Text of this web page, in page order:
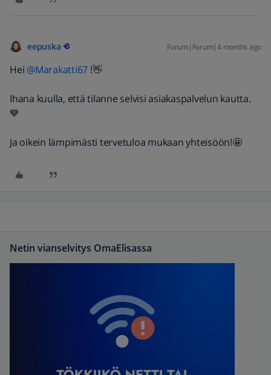
eepuska Forum|Forum|4 months ago
Hei ​ @Marakatti67 !👋
Ihana kuulla, että tilanne selvisi asiakaspalvelun kautta.
💙
Ja oikein lämpimästi tervetuloa mukaan yhteisöön!🤩
Netin vianselvitys OmaElisassa